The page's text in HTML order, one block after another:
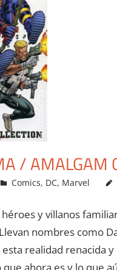
/ AMALGAM
Carlitox Banana
Comics, DC, Marvel
héroes y villanos
nombres como
realidad renacida